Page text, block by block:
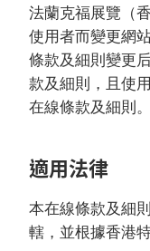
法蘭克福展覽（
使用者而變更網
條款及細則變更
款及細則，且使
在線條款及細則。
適用法律
本在線條款及細
轄，並根據香港